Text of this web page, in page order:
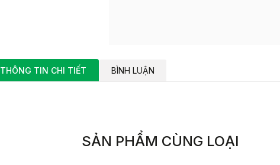
THÔNG TIN CHI TIẾT BÌNH LUẬN
SẢN PHẨM CÙNG LOẠI